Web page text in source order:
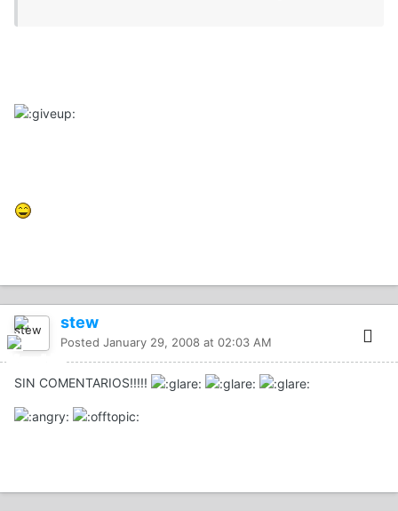
stew
Posted January 29, 2008 at 02:03 AM
SIN COMENTARIOS!!!!!